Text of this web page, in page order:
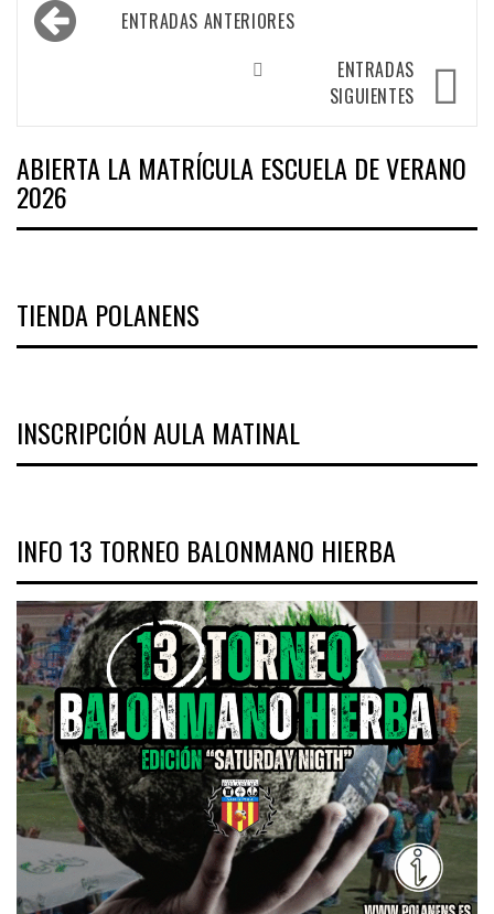
de
ENTRADAS ANTERIORES
ENTRADAS
SIGUIENTES
ABIERTA LA MATRÍCULA ESCUELA DE VERANO
2026
TIENDA POLANENS
INSCRIPCIÓN AULA MATINAL
INFO 13 TORNEO BALONMANO HIERBA